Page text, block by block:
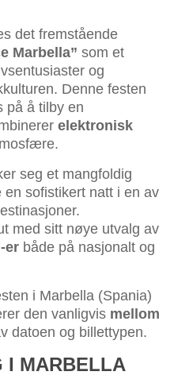
det fremstående
Marbella” som et
og
Denne festen
på å tilby en
elektronisk
seg et mangfoldig
sofistikert natt i en av
med sitt nøye utvalg av
er både på nasjonalt og
i Marbella (Spania)
den vanligvis mellom
datoen og billettypen.
I MARBELLA